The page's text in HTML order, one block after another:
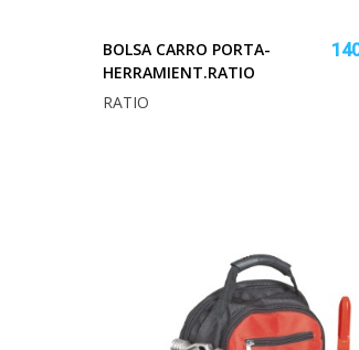
BOLSA CARRO PORTA-
HERRAMIENT.RATIO
RATIO